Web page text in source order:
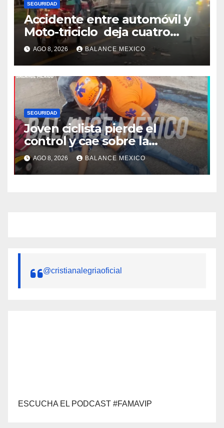
SEGURIDAD
Accidente entre automóvil y
Moto-triciclo deja cuatro
lesionados en Tuxtla Chico
AGO 8, 2026 BALANCE MEXICO
SEGURIDAD
Joven ciclista pierde el
control y cae sobre la
banqueta en Tapachula
AGO 8, 2026 BALANCE MEXICO
@cristianalegriaoficial
ESCUCHA EL PODCAST #FAMAVIP